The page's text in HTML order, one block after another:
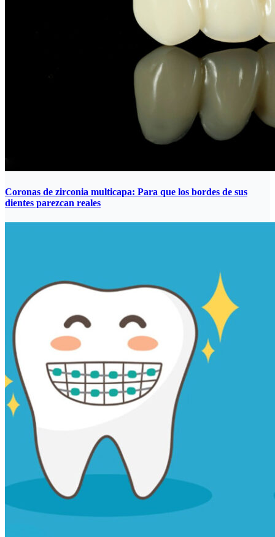
Coronas de zirconia multicapa: Para que los bordes de sus
dientes parezcan reales